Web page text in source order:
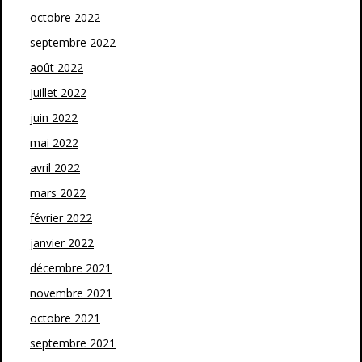
octobre 2022
septembre 2022
août 2022
juillet 2022
juin 2022
mai 2022
avril 2022
mars 2022
février 2022
janvier 2022
décembre 2021
novembre 2021
octobre 2021
septembre 2021